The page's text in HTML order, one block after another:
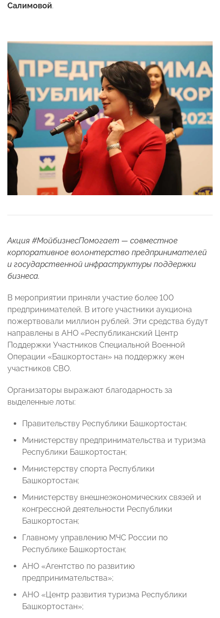
Салимовой.
Акция #МойбизнесПомогает — совместное
корпоративное волонтерство предпринимателей
и государственной инфраструктуры поддержки
бизнеса.
В мероприятии приняли участие более 100
предпринимателей. В итоге участники аукциона
пожертвовали миллион рублей. Эти средства будут
направлены в АНО «Республиканский Центр
Поддержки Участников Специальной Военной
Операции «Башкортостан» на поддержку жен
участников СВО.
Организаторы выражают благодарность за
выделенные лоты:
Правительству Республики Башкортостан;
Министерству предпринимательства и туризма
Республики Башкортостан;
Министерству спорта Республики
Башкортостан;
Министерству внешнеэкономических связей и
конгрессной деятельности Республики
Башкортостан;
Главному управлению МЧС России по
Республике Башкортостан;
АНО «Агентство по развитию
предпринимательства»;
АНО «Центр развития туризма Республики
Башкортостан»;